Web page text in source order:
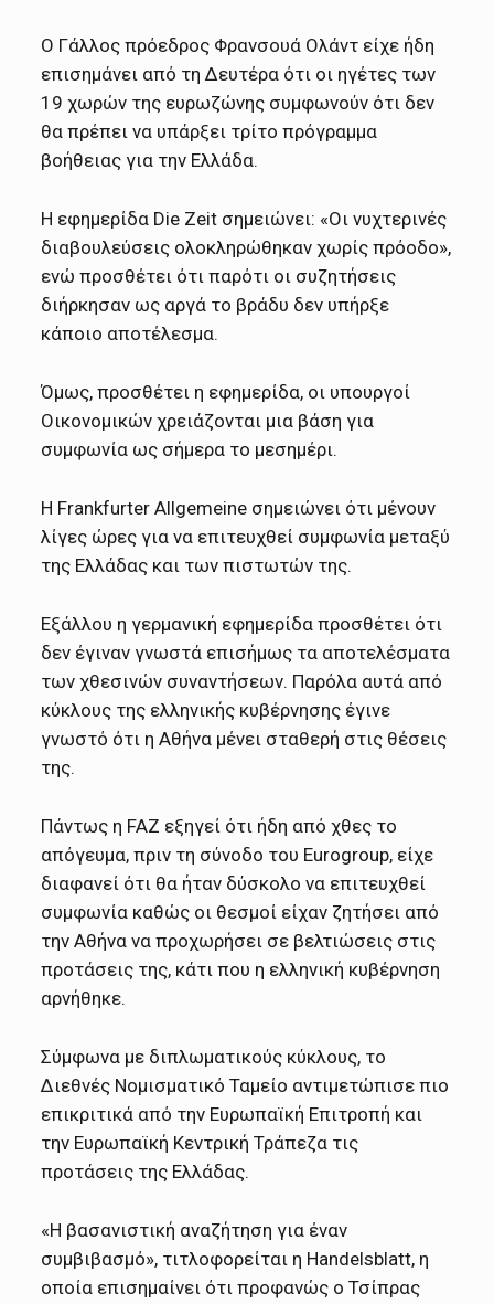
Ο Γάλλος πρόεδρος Φρανσουά Ολάντ είχε ήδη
επισημάνει από τη Δευτέρα ότι οι ηγέτες των
19 χωρών της ευρωζώνης συμφωνούν ότι δεν
θα πρέπει να υπάρξει τρίτο πρόγραμμα
βοήθειας για την Ελλάδα.
Η εφημερίδα Die Zeit σημειώνει: «Οι νυχτερινές
διαβουλεύσεις ολοκληρώθηκαν χωρίς πρόοδο»,
ενώ προσθέτει ότι παρότι οι συζητήσεις
διήρκησαν ως αργά το βράδυ δεν υπήρξε
κάποιο αποτέλεσμα.
Όμως, προσθέτει η εφημερίδα, οι υπουργοί
Οικονομικών χρειάζονται μια βάση για
συμφωνία ως σήμερα το μεσημέρι.
Η Frankfurter Allgemeine σημειώνει ότι μένουν
λίγες ώρες για να επιτευχθεί συμφωνία μεταξύ
της Ελλάδας και των πιστωτών της.
Εξάλλου η γερμανική εφημερίδα προσθέτει ότι
δεν έγιναν γνωστά επισήμως τα αποτελέσματα
των χθεσινών συναντήσεων. Παρόλα αυτά από
κύκλους της ελληνικής κυβέρνησης έγινε
γνωστό ότι η Αθήνα μένει σταθερή στις θέσεις
της.
Πάντως η FAZ εξηγεί ότι ήδη από χθες το
απόγευμα, πριν τη σύνοδο του Eurogroup, είχε
διαφανεί ότι θα ήταν δύσκολο να επιτευχθεί
συμφωνία καθώς οι θεσμοί είχαν ζητήσει από
την Αθήνα να προχωρήσει σε βελτιώσεις στις
προτάσεις της, κάτι που η ελληνική κυβέρνηση
αρνήθηκε.
Σύμφωνα με διπλωματικούς κύκλους, το
Διεθνές Νομισματικό Ταμείο αντιμετώπισε πιο
επικριτικά από την Ευρωπαϊκή Επιτροπή και
την Ευρωπαϊκή Κεντρική Τράπεζα τις
προτάσεις της Ελλάδας.
«Η βασανιστική αναζήτηση για έναν
συμβιβασμό», τιτλοφορείται η Handelsblatt, η
οποία επισημαίνει ότι προφανώς ο Τσίπρας